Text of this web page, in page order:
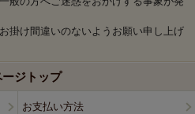
掛け間違いのないようお願い申し上げ
ージトップ
お支払い方法